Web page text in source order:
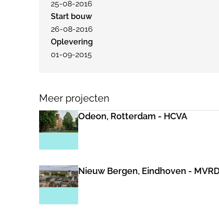
25-08-2016
Start bouw
26-08-2016
Oplevering
01-09-2015
Meer projecten
Odeon, Rotterdam - HCVA
Nieuw Bergen, Eindhoven -